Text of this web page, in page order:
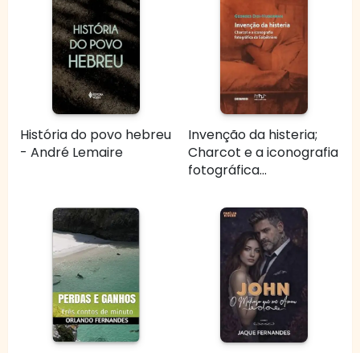
História do povo hebreu
- André Lemaire
Invenção da histeria;
Charcot e a iconografia
fotográfica...